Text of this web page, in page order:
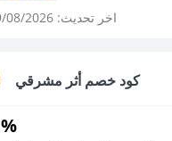
اخر تحديث: 09/08/2026
كود خصم أثر مشرقي
%